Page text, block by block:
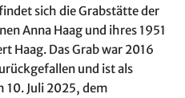
sich die Grabstätte der
Anna Haag und ihres 1951
Haag. Das Grab war 2016
und ist als
Juli 2025, dem